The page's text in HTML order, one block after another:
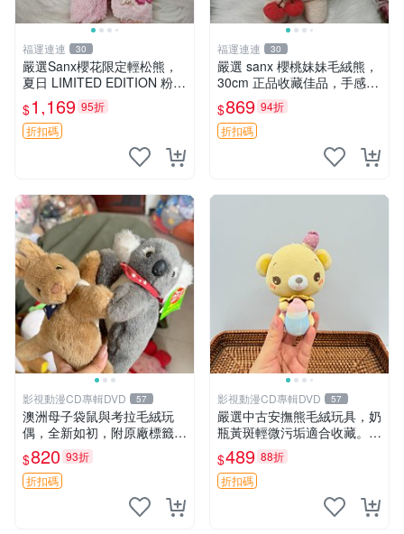
福運連連 30
嚴選Sanx櫻花限定輕松熊，
夏日 LIMITED EDITION 粉色
毛絨熊，背有拉鏈設計，肚內
填充豆袋，精致工藝呈現，狀
態如新，適合收藏與送人 櫻
$1,169 95折
折扣碼
福運連連 30
嚴選 sanx 櫻桃妹妹毛絨熊，
30cm 正品收藏佳品，手感極
軟，適合贈送與收藏 櫻桃妹
妹、sanx、毛絨熊
$869 94折
折扣碼
影視動漫CD專輯DVD 57
澳洲母子袋鼠與考拉毛絨玩
偶，全新如初，附原廠標籤，
手感極軟，適合贈送親朋好
友。袋鼠與考拉正版，精緻尺
寸，適合作為收藏或家飾擺
設，增添暖意。 母子、袋
$820 93折
折扣碼
影視動漫CD專輯DVD 57
嚴選中古安撫熊毛絨玩具，奶
瓶黃斑輕微污垢適合收藏。默
認兩日發貨，全國快遞隨機派
送。 成色如圖可放心購買，
輕微瑕疵和臟污不影響使用。
安撫熊 中古玩偶 毛
$489 88折
折扣碼